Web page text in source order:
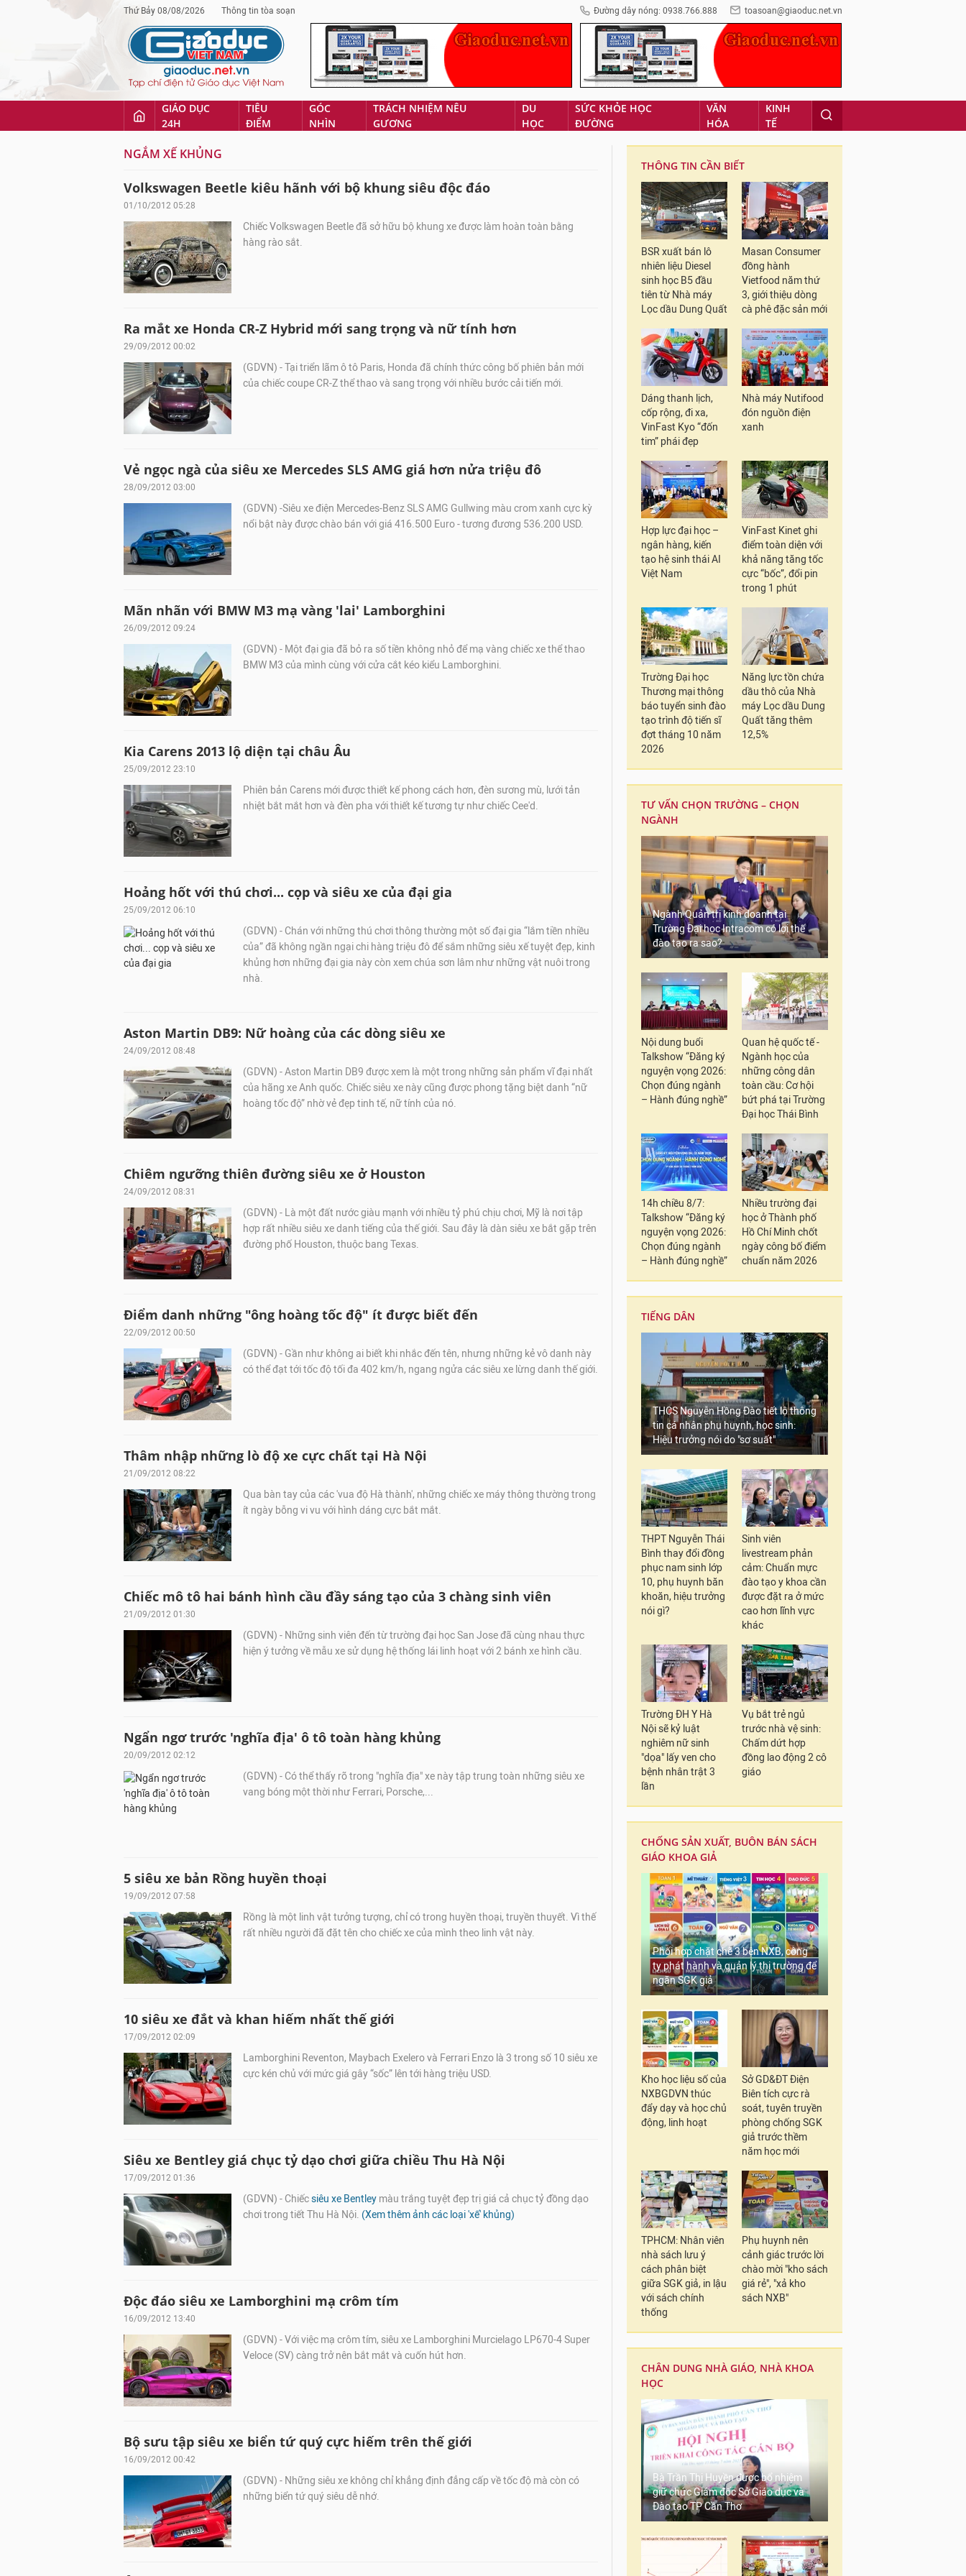
Thứ Bảy 08/08/2026 Thông tin tòa soạn Đường dây nóng: 0938.766.888 toasoan@giaoduc.net.vn
GIÁO DỤC
24H
TIÊU
ĐIỂM
GÓC
NHÌN
TRÁCH NHIỆM NÊU
GƯƠNG
DU
HỌC
SỨC KHỎE HỌC
ĐƯỜNG
VĂN
HÓA
KINH
TẾ
NGẮM XẾ KHỦNG
Volkswagen Beetle kiêu hãnh với bộ khung siêu độc đáo
01/10/2012 05:28
Chiếc Volkswagen Beetle đã sở hữu bộ khung xe được làm hoàn toàn bằng
hàng rào sắt.
Ra mắt xe Honda CR-Z Hybrid mới sang trọng và nữ tính hơn
29/09/2012 00:02
(GDVN) - Tại triển lãm ô tô Paris, Honda đã chính thức công bố phiên bản mới
của chiếc coupe CR-Z thể thao và sang trọng với nhiều bước cải tiến mới.
Vẻ ngọc ngà của siêu xe Mercedes SLS AMG giá hơn nửa triệu đô
28/09/2012 03:00
(GDVN) -Siêu xe điện Mercedes-Benz SLS AMG Gullwing màu crom xanh cực kỳ
nổi bật này được chào bán với giá 416.500 Euro - tương đương 536.200 USD.
Mãn nhãn với BMW M3 mạ vàng 'lai' Lamborghini
26/09/2012 09:24
(GDVN) - Một đại gia đã bỏ ra số tiền không nhỏ để mạ vàng chiếc xe thể thao
BMW M3 của mình cùng với cửa cắt kéo kiểu Lamborghini.
Kia Carens 2013 lộ diện tại châu Âu
25/09/2012 23:10
Phiên bản Carens mới được thiết kế phong cách hơn, đèn sương mù, lưới tản
nhiệt bắt mắt hơn và đèn pha với thiết kế tương tự như chiếc Cee'd.
Hoảng hốt với thú chơi... cọp và siêu xe của đại gia
25/09/2012 06:10
(GDVN) - Chán với những thú chơi thông thường một số đại gia “lắm tiền nhiều
của” đã không ngần ngại chi hàng triệu đô để sắm những siêu xế tuyệt đẹp, kinh
khủng hơn những đại gia này còn xem chúa sơn lâm như những vật nuôi trong
nhà.
Aston Martin DB9: Nữ hoàng của các dòng siêu xe
24/09/2012 08:48
(GDVN) - Aston Martin DB9 được xem là một trong những sản phẩm vĩ đại nhất
của hãng xe Anh quốc. Chiếc siêu xe này cũng được phong tặng biệt danh “nữ
hoàng tốc độ” nhờ vẻ đẹp tinh tế, nữ tính của nó.
Chiêm ngưỡng thiên đường siêu xe ở Houston
24/09/2012 08:31
(GDVN) - Là một đất nước giàu mạnh với nhiều tỷ phú chịu chơi, Mỹ là nơi tập
hợp rất nhiều siêu xe danh tiếng của thế giới. Sau đây là dàn siêu xe bắt gặp trên
đường phố Houston, thuộc bang Texas.
Điểm danh những "ông hoàng tốc độ" ít được biết đến
22/09/2012 00:50
(GDVN) - Gần như không ai biết khi nhắc đến tên, nhưng những kẻ vô danh này
có thể đạt tới tốc độ tối đa 402 km/h, ngang ngửa các siêu xe lừng danh thế giới.
Thâm nhập những lò độ xe cực chất tại Hà Nội
21/09/2012 08:22
Qua bàn tay của các 'vua độ Hà thành', những chiếc xe máy thông thường trong
ít ngày bỗng vi vu với hình dáng cực bắt mắt.
Chiếc mô tô hai bánh hình cầu đầy sáng tạo của 3 chàng sinh viên
21/09/2012 01:30
(GDVN) - Những sinh viên đến từ trường đại học San Jose đã cùng nhau thực
hiện ý tưởng về mẫu xe sử dụng hệ thống lái linh hoạt với 2 bánh xe hình cầu.
Ngẩn ngơ trước 'nghĩa địa' ô tô toàn hàng khủng
20/09/2012 02:12
(GDVN) - Có thể thấy rõ trong "nghĩa địa" xe này tập trung toàn những siêu xe
vang bóng một thời như Ferrari, Porsche,...
5 siêu xe bản Rồng huyền thoại
19/09/2012 07:58
Rồng là một linh vật tưởng tượng, chỉ có trong huyền thoại, truyền thuyết. Vì thế
rất nhiều người đã đặt tên cho chiếc xe của mình theo linh vật này.
10 siêu xe đắt và khan hiếm nhất thế giới
17/09/2012 02:09
Lamborghini Reventon, Maybach Exelero và Ferrari Enzo là 3 trong số 10 siêu xe
cực kén chủ với mức giá gây “sốc” lên tới hàng triệu USD.
Siêu xe Bentley giá chục tỷ dạo chơi giữa chiều Thu Hà Nội
17/09/2012 01:36
(GDVN) - Chiếcsiêu xe Bentley màu trắng tuyệt đẹp trị giá cả chục tỷ đồng dạo
chơi trong tiết Thu Hà Nội. (Xem thêm ảnh các loại 'xế' khủng)
Độc đáo siêu xe Lamborghini mạ crôm tím
16/09/2012 13:40
(GDVN) - Với việc mạ crôm tím, siêu xe Lamborghini Murcielago LP670-4 Super
Veloce (SV) càng trở nên bắt mắt và cuốn hút hơn.
Bộ sưu tập siêu xe biển tứ quý cực hiếm trên thế giới
16/09/2012 00:42
(GDVN) - Những siêu xe không chỉ khẳng định đẳng cấp về tốc độ mà còn có
những biển tứ quý siêu dễ nhớ.
THÔNG TIN CẦN BIẾT
BSR xuất bán lô
nhiên liệu Diesel
sinh học B5 đầu
tiên từ Nhà máy
Lọc dầu Dung Quất
Masan Consumer
đồng hành
Vietfood năm thứ
3, giới thiệu dòng
cà phê đặc sản mới
Dáng thanh lịch,
cốp rộng, đi xa,
VinFast Kyo “đốn
tim” phái đẹp
Nhà máy Nutifood
đón nguồn điện
xanh
Hợp lực đại học –
ngân hàng, kiến
tạo hệ sinh thái AI
Việt Nam
VinFast Kinet ghi
điểm toàn diện với
khả năng tăng tốc
cực “bốc”, đổi pin
trong 1 phút
Trường Đại học
Thương mại thông
báo tuyển sinh đào
tạo trình độ tiến sĩ
đợt tháng 10 năm
2026
Năng lực tồn chứa
dầu thô của Nhà
máy Lọc dầu Dung
Quất tăng thêm
12,5%
TƯ VẤN CHỌN TRƯỜNG – CHỌN
NGÀNH
Ngành Quản trị kinh doanh tại
Trường Đại học Intracom có lợi thế
đào tạo ra sao?
Nội dung buổi
Talkshow “Đăng ký
nguyện vọng 2026:
Chọn đúng ngành
– Hành đúng nghề”
Quan hệ quốc tế -
Ngành học của
những công dân
toàn cầu: Cơ hội
bứt phá tại Trường
Đại học Thái Bình
14h chiều 8/7:
Talkshow “Đăng ký
nguyện vọng 2026:
Chọn đúng ngành
– Hành đúng nghề”
Nhiều trường đại
học ở Thành phố
Hồ Chí Minh chốt
ngày công bố điểm
chuẩn năm 2026
TIẾNG DÂN
THCS Nguyễn Hồng Đào tiết lộ thông
tin cá nhân phụ huynh, học sinh:
Hiệu trưởng nói do "sơ suất"
THPT Nguyễn Thái
Bình thay đổi đồng
phục nam sinh lớp
10, phụ huynh băn
khoăn, hiệu trưởng
nói gì?
Sinh viên
livestream phản
cảm: Chuẩn mực
đào tạo y khoa cần
được đặt ra ở mức
cao hơn lĩnh vực
khác
Trường ĐH Y Hà
Nội sẽ kỷ luật
nghiêm nữ sinh
"dọa" lấy ven cho
bệnh nhân trật 3
lần
Vụ bắt trẻ ngủ
trước nhà vệ sinh:
Chấm dứt hợp
đồng lao động 2 cô
giáo
CHỐNG SẢN XUẤT, BUÔN BÁN SÁCH
GIÁO KHOA GIẢ
Phối hợp chặt chẽ 3 bên NXB, công
ty phát hành và quản lý thị trường để
ngăn SGK giả
Kho học liệu số của
NXBGDVN thúc
đẩy dạy và học chủ
động, linh hoạt
Sở GD&ĐT Điện
Biên tích cực rà
soát, tuyên truyền
phòng chống SGK
giả trước thềm
năm học mới
TPHCM: Nhân viên
nhà sách lưu ý
cách phân biệt
giữa SGK giả, in lậu
với sách chính
thống
Phụ huynh nên
cảnh giác trước lời
chào mời "kho sách
giá rẻ", "xả kho
sách NXB"
CHÂN DUNG NHÀ GIÁO, NHÀ KHOA
HỌC
Bà Trần Thị Huyền được bổ nhiệm
giữ chức Giám đốc Sở Giáo dục và
Đào tạo TP Cần Thơ